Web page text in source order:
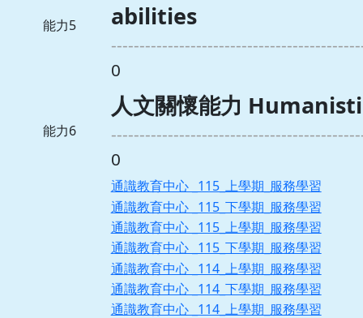
能力5
abilities
0
能力6
人文關懷能力
0
通識教育中心 _115_上學期_服務學習
通識教育中心 _115_下學期_服務學習
通識教育中心 _115_上學期_服務學習
通識教育中心 _115_下學期_服務學習
通識教育中心 _114_上學期_服務學習
通識教育中心 _114_下學期_服務學習
通識教育中心 _114_上學期_服務學習